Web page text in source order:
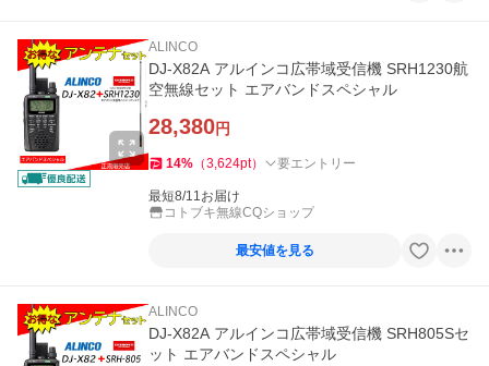
ALINCO
DJ-X82A アルインコ広帯域受信機 SRH1230航
空無線セット エアバンドスペシャル
28,380円
14% （3,624pt） 要エントリー
最短8/11お届け
コトブキ無線CQショップ
最安値を見る
ALINCO
DJ-X82A アルインコ広帯域受信機 SRH805Sセ
ット エアバンドスペシャル